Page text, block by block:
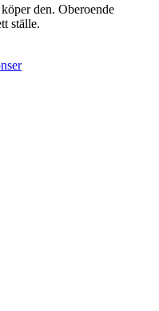
den. Oberoende
ställe.